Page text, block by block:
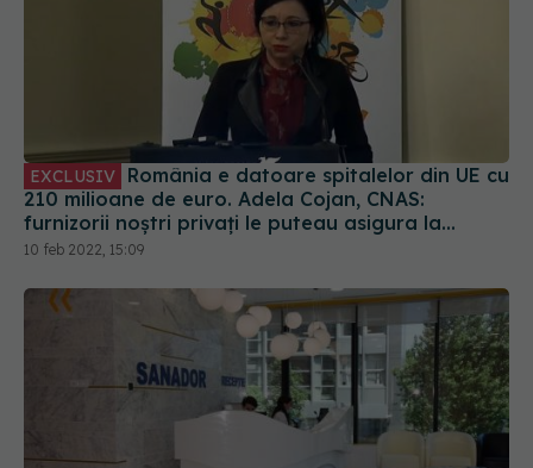
EXCLUSIV
210 milioane de euro. Adela Cojan, CNAS:
furnizorii noștri privați le puteau asigura la
costuri mult mai mici
10 feb 2022, 15:09